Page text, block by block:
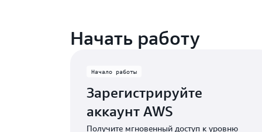
Начать работу
Начало работы
Зарегистрируйте
аккаунт AWS
Получите мгновенный доступ к уровню